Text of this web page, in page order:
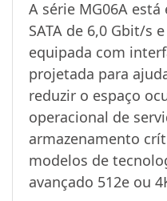
A série MG06A
SATA de 6,0 Gbit/s
equipada com
projetada para
reduzir o espaço
operacional de
armazenamento
modelos de
avançado 512e ou